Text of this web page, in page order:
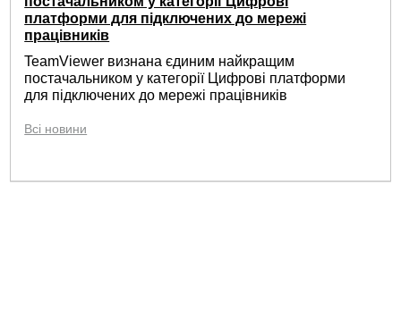
платформи для підключених до мережі
працівників
TeamViewer визнана єдиним найкращим
постачальником у категорії Цифрові платформи
для підключених до мережі працівників
Всі новини